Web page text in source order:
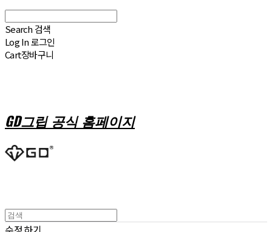
Search 검색
Log In로그인
Cart장바구니
GD그립 공식 홈페이지